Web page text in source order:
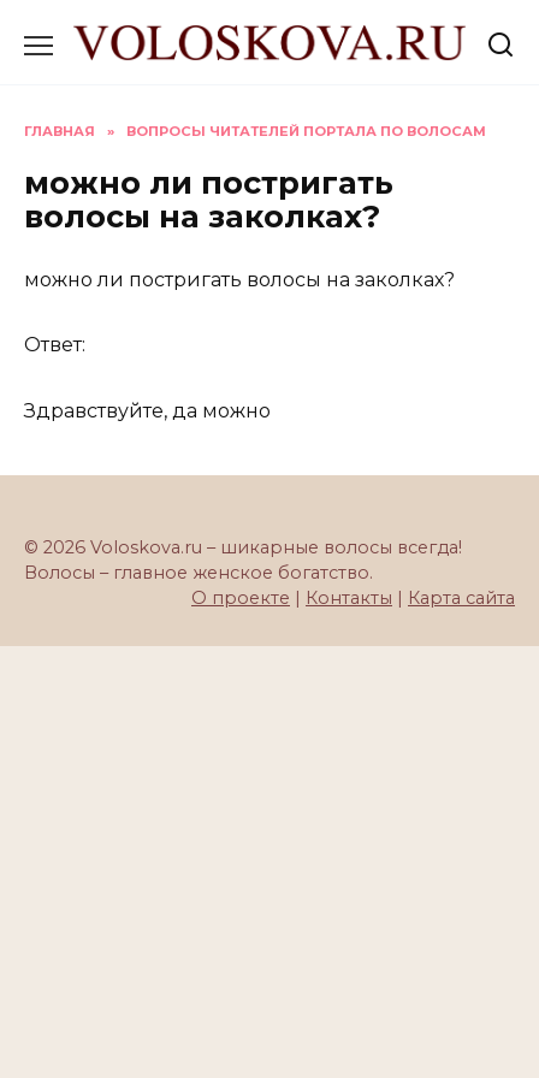
ГЛАВНАЯ » ВОПРОСЫ ЧИТАТЕЛЕЙ ПОРТАЛА ПО ВОЛОСАМ
можно ли постригать
волосы на заколках?
можно ли постригать волосы на заколках?
Ответ:
Здравствуйте, да можно
© 2026 Voloskova.ru – шикарные волосы всегда!
Волосы – главное женское богатство.
О проекте | Контакты | Карта сайта